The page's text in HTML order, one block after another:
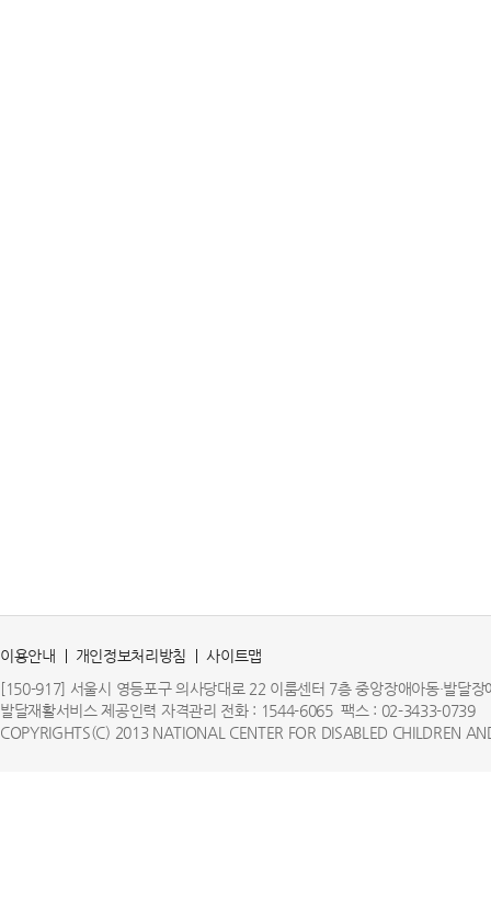
이용안내 개인정보처리방침
사이트맵
[150-917] 서울시 영등포구 의사당대로 22 이룸센터 7층 중앙장애아동·발달장
발달재활서비스 제공인력 자격관리 전화 : 1544-6065 팩스 : 02-3433-0739
COPYRIGHTS(C) 2013 NATIONAL CENTER FOR DISABLED CHILDREN